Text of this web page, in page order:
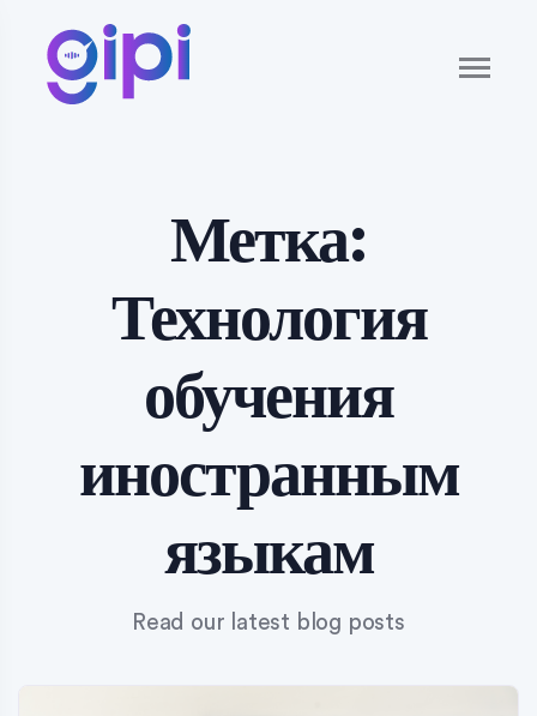
Метка:
Технология
обучения
иностранным
языкам
Read our latest blog posts